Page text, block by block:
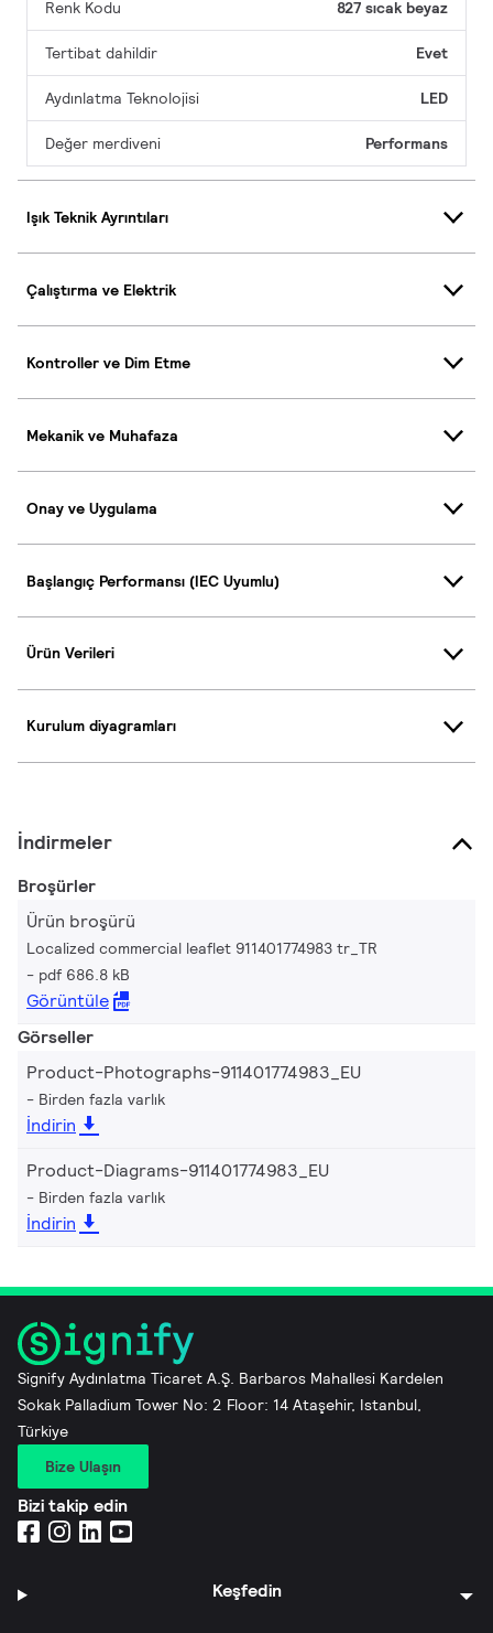
Renk Kodu 827 sıcak beyaz
Tertibat dahildir Evet
Aydınlatma Teknolojisi LED
Değer merdiveni Performans
Işık Teknik Ayrıntıları
Çalıştırma ve Elektrik
Kontroller ve Dim Etme
Mekanik ve Muhafaza
Onay ve Uygulama
Başlangıç Performansı (IEC Uyumlu)
Ürün Verileri
Kurulum diyagramları
İndirmeler
Broşürler
Ürün broşürü
Localized commercial leaflet 911401774983 tr_TR
pdf 686.8 kB
Görüntüle
Görseller
Product-Photographs-911401774983_EU
Birden fazla varlık
İndirin
Product-Diagrams-911401774983_EU
Birden fazla varlık
İndirin
Signify Aydınlatma Ticaret A.Ş. Barbaros Mahallesi Kardelen
Sokak Palladium Tower No: 2 Floor: 14 Ataşehir, Istanbul,
Türkiye
Bize Ulaşın
Bizi takip edin
Keşfedin